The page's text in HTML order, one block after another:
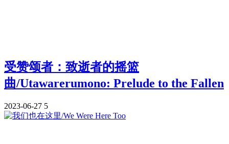
受赞颂者：致逝者的摇篮
曲/Utawarerumono: Prelude to the Fallen
2023-06-27 5